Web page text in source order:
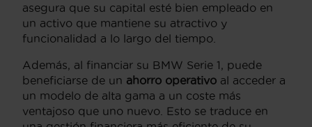
asegura que su capital esté bien empleado en
un activo que mantiene su atractivo y
funcionalidad a lo largo del tiempo.
Además, al financiar su BMW Serie 1, puede
beneficiarse de un ahorro operativo al acceder a
un modelo de alta gama a un coste más
ventajoso que uno nuevo. Esto se traduce en